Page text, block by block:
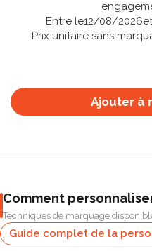
Entre le12/08/2026
Prix unitaire sans
Ajouter à
Comment
Techniques de marquage
Guide complet de la